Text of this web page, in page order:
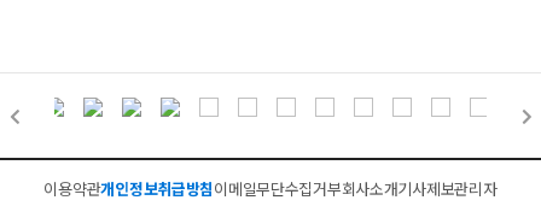
이용약관개인정보취급방침이메일무단수집거부회사소개기사제보관리자